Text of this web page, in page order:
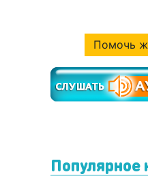
Помочь
Популярное